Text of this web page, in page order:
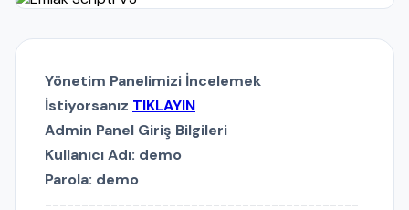
Yönetim Panelimizi İncelemek
İstiyorsanız TIKLAYIN
Admin Panel Giriş Bilgileri
Kullanıcı Adı: demo
Parola: demo
-------------------------------------------